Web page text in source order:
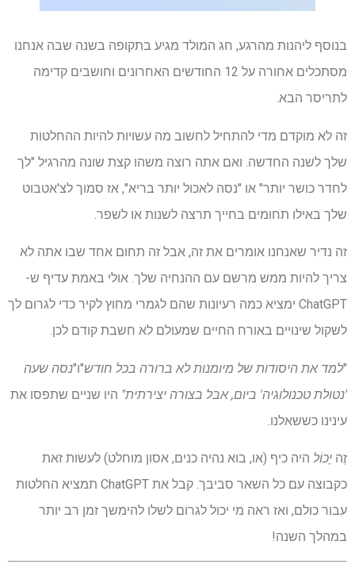
בנוסף ליהנות מהרגע, חג המולד מגיע בתקופה בשנה שבה אנחנו
מסתכלים אחורה על 12 החודשים האחרונים וחושבים קדימה
לתריסר הבא.
זה לא מוקדם מדי להתחיל לחשוב מה עשויות להיות ההחלטות
שלך לשנה החדשה. ואם אתה רוצה משהו קצת שונה מהרגיל "לך
לחדר כושר יותר" או "נסה לאכול יותר בריא", אז סמוך לצ'אטבוט
שלך באילו תחומים בחייך תרצה לשנות או לשפר.
זה נדיר שאנחנו אומרים את זה, אבל זה תחום אחד שבו אתה לא
צריך להיות ממש מרשם עם ההנחיה שלך. אולי באמת עדיף ש-
ChatGPT ימציא כמה רעיונות שהם לגמרי מחוץ לקיר כדי לגרום לך
לשקול שינויים באורח החיים שמעולם לא חשבת קודם לכן.
"למד את היסודות של מיומנות לא ברורה בכל חודש"ו"נסה שעה
'נטולת טכנולוגיה' ביום, אבל בצורה יצירתית" היו שניים שתפסו את
עינינו כששאלנו.
זֶה יָכוֹל היה כיף (או, בוא נהיה כנים, אסון מוחלט) לעשות זאת
כקבוצה עם כל השאר סביבך. קבל את ChatGPT תמציא החלטות
עבור כולם, ואז ראה מי יכול לגרום לשלו להימשך זמן רב יותר
במהלך השנה!